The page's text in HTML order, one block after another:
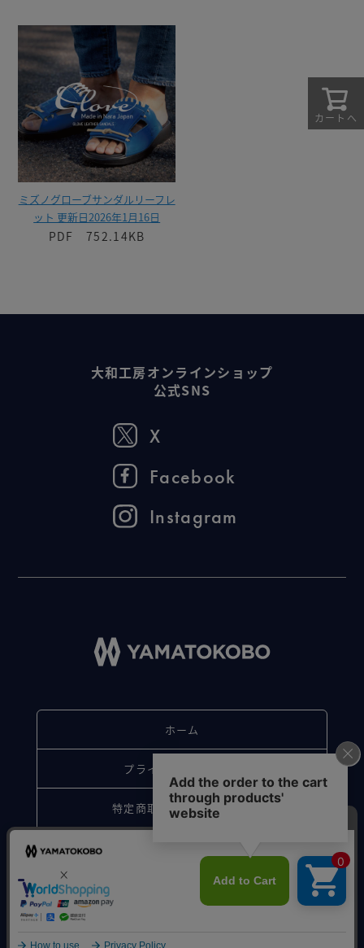
カートへ
ミズノグローブサンダルリーフレ
ット 更新日2026年1月16日
PDF 752.14KB
大和工房オンラインショップ
公式SNS
X
Facebook
Instagram
ホーム
プライバシーポリシー
特定商取引法に基づく表記
© Sakagawa. All Rights Reserved.